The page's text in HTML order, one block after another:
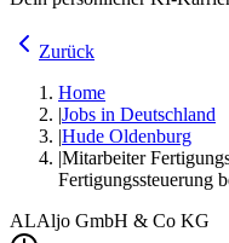
Zurück
Home
|Jobs in Deutschland
|Hude Oldenburg
|Mitarbeiter
Fertigungssteuerung
ALAljo GmbH & Co KG